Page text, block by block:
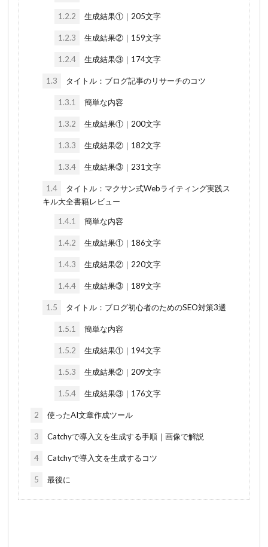
1.2.2 生成結果①｜205文字
1.2.3 生成結果②｜159文字
1.2.4 生成結果③｜174文字
1.3 タイトル：ブログ記事のリサーチのコツ
1.3.1 簡単な内容
1.3.2 生成結果①｜200文字
1.3.3 生成結果②｜182文字
1.3.4 生成結果③｜231文字
1.4
タイトル：マクサン式Webライティング実践ス
キル大全書籍レビュー
1.4.1 簡単な内容
1.4.2 生成結果①｜186文字
1.4.3 生成結果②｜220文字
1.4.4 生成結果③｜189文字
1.5 タイトル：ブログ初心者のためのSEO対策3選
1.5.1 簡単な内容
1.5.2 生成結果①｜194文字
1.5.3 生成結果②｜209文字
1.5.4 生成結果③｜176文字
2 使ったAI文章作成ツール
3 Catchyで導入文を生成する手順｜画像で解説
4 Catchyで導入文を生成するコツ
5 最後に